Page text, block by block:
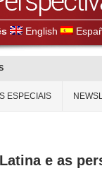
English
ESPECIAIS
e as